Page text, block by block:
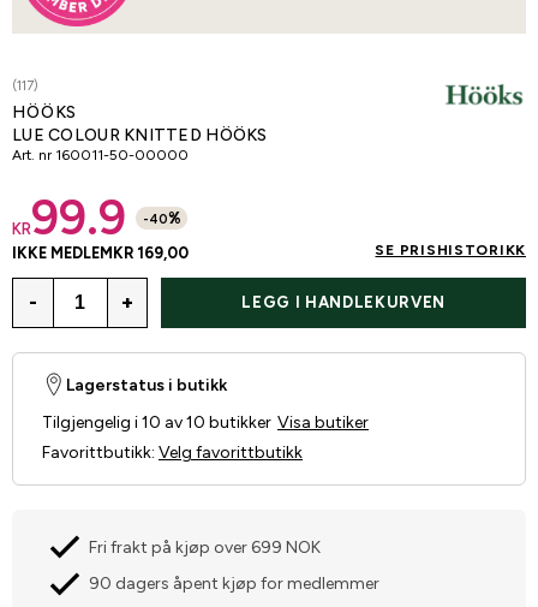
(117)
HÖÖKS
LUE COLOUR KNITTED HÖÖKS
Art. nr 160011-50-00000
99.9
KR
-40%
IKKE MEDLEM KR 169,00 SE PRISHISTORIKK
- + LEGG I HANDLEKURVEN
Lagerstatus i butikk
Tilgjengelig i 10 av 10 butikker Visa butiker
Favorittbutikk: Velg favorittbutikk
Fri frakt på kjøp over 699 NOK
90 dagers åpent kjøp for medlemmer